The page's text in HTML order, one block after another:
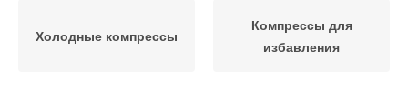
Холодные компрессы
Компрессы для
избавления